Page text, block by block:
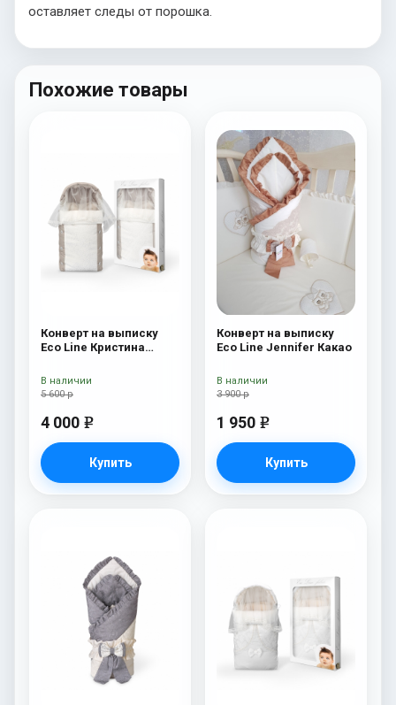
оставляет следы от порошка.
Похожие товары
Конверт на выписку
Eco Line Кристина
5 600 р
4 000 e
Купить
В наличии
Конверт на выписку
Eco Line Jennifer Какао
3 900 р
1 950 e
Купить
В наличии